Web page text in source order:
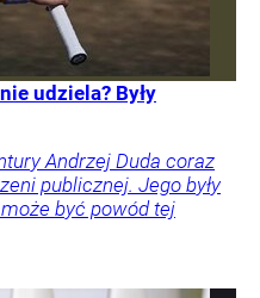
udziela? Były
Andrzej Duda coraz
publicznej. Jego były
być powód tej